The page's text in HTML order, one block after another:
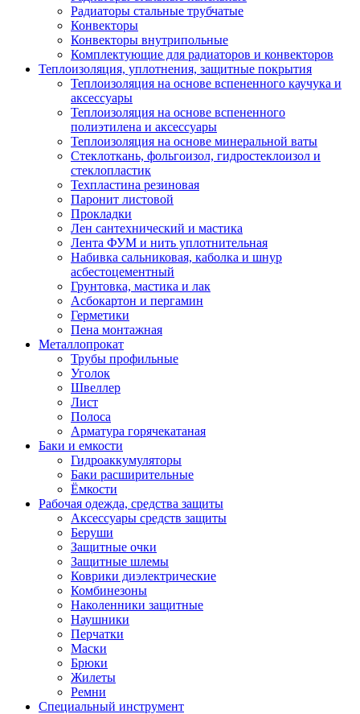
Радиаторы стальные трубчатые
Конвекторы
Конвекторы внутрипольные
Комплектующие для радиаторов и конвекторов
Теплоизоляция, уплотнения, защитные покрытия
Теплоизоляция на основе вспененного каучука и
аксессуары
Теплоизоляция на основе вспененного
полиэтилена и аксессуары
Теплоизоляция на основе минеральной ваты
Стеклоткань, фольгоизол, гидростеклоизол и
стеклопластик
Техпластина резиновая
Паронит листовой
Прокладки
Лен сантехнический и мастика
Лента ФУМ и нить уплотнительная
Набивка сальниковая, каболка и шнур
асбестоцементный
Грунтовка, мастика и лак
Асбокартон и пергамин
Герметики
Пена монтажная
Металлопрокат
Трубы профильные
Уголок
Швеллер
Лист
Полоса
Арматура горячекатаная
Баки и емкости
Гидроаккумуляторы
Баки расширительные
Ёмкости
Рабочая одежда, средства защиты
Аксессуары средств защиты
Беруши
Защитные очки
Защитные шлемы
Коврики диэлектрические
Комбинезоны
Наколенники защитные
Наушники
Перчатки
Маски
Брюки
Жилеты
Ремни
Специальный инструмент